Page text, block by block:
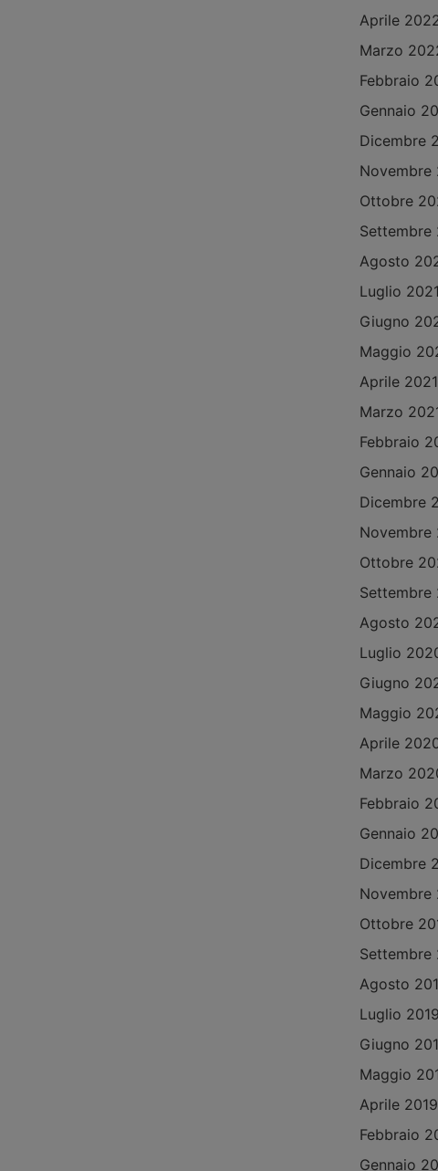
Aprile
Marzo
Febbraio
Gennaio
Dicembre
Novembre
Ottobre
Settembre
Agosto
Luglio 2021
Giugno
Maggio
Aprile 2021
Marzo
Febbraio
Gennaio
Dicembre
Novembre
Ottobre
Settembre
Agosto
Luglio
Giugno
Maggio
Aprile
Marzo
Febbraio
Gennaio
Dicembre
Novembre
Ottobre
Settembre
Agosto
Luglio 2019
Giugno
Maggio
Aprile 2019
Febbraio
Gennaio